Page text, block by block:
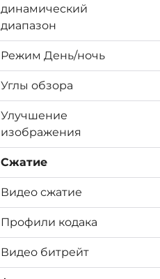
динамический
диапазон
Режим День/ночь
Углы обзора
Улучшение
изображения
Сжатие
Видео сжатие
Профили кодака
Видео битрейт